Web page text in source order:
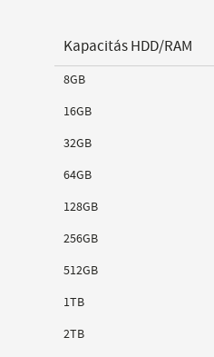
Kapacitás HDD/RAM
8GB
16GB
32GB
64GB
128GB
256GB
512GB
1TB
2TB